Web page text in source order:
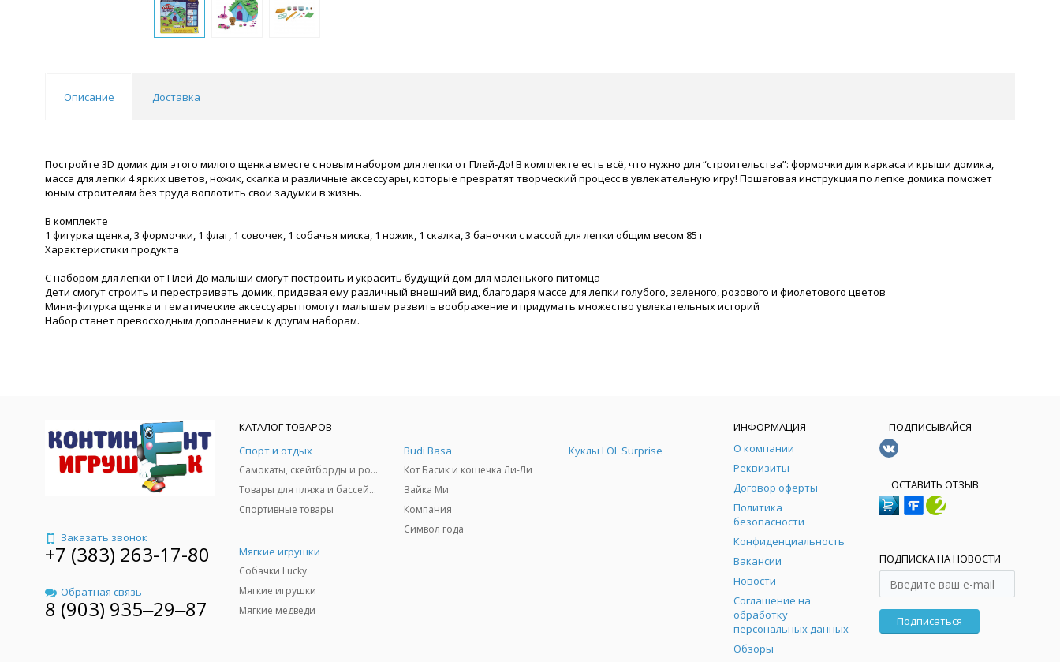
Описание Доставка
Постройте 3D домик для этого милого щенка вместе с новым набором для лепки от Плей-До! В комплекте есть всё, что нужно для “строительства”: формочки для каркаса и крыши домика,
масса для лепки 4 ярких цветов, ножик, скалка и различные аксессуары, которые превратят творческий процесс в увлекательную игру! Пошаговая инструкция по лепке домика поможет
юным строителям без труда воплотить свои задумки в жизнь.
В комплекте
1 фигурка щенка, 3 формочки, 1 флаг, 1 совочек, 1 собачья миска, 1 ножик, 1 скалка, 3 баночки с массой для лепки общим весом 85 г
Характеристики продукта
С набором для лепки от Плей-До малыши смогут построить и украсить будущий дом для маленького питомца
Дети смогут строить и перестраивать домик, придавая ему различный внешний вид, благодаря массе для лепки голубого, зеленого, розового и фиолетового цветов
Мини-фигурка щенка и тематические аксессуары помогут малышам развить воображение и придумать множество увлекательных историй
Набор станет превосходным дополнением к другим наборам.
Заказать звонок
+7 (383) 263-17-80
Обратная связь
8 (903) 935‒29‒87
КАТАЛОГ ТОВАРОВ
Спорт и отдых
Самокаты, скейтборды и ролики
Товары для пляжа и бассейны
Спортивные товары
Budi Basa
Кот Басик и кошечка Ли-Ли
Зайка Ми
Компания
Символ года
Куклы LOL Surprise
Мягкие игрушки
Собачки Lucky
Мягкие игрушки
Мягкие медведи
ИНФОРМАЦИЯ
О компании
Реквизиты
Договор оферты
Политика
безопасности
Конфиденциальность
Вакансии
Новости
Соглашение на
обработку
персональных данных
Обзоры
ПОДПИСЫВАЙСЯ
ОСТАВИТЬ ОТЗЫВ
ПОДПИСКА НА НОВОСТИ
Подписаться